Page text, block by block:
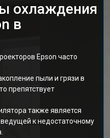
охлаждения
в
Epson часто
пыли и грязи в
препятствует
также является
к недостаточному